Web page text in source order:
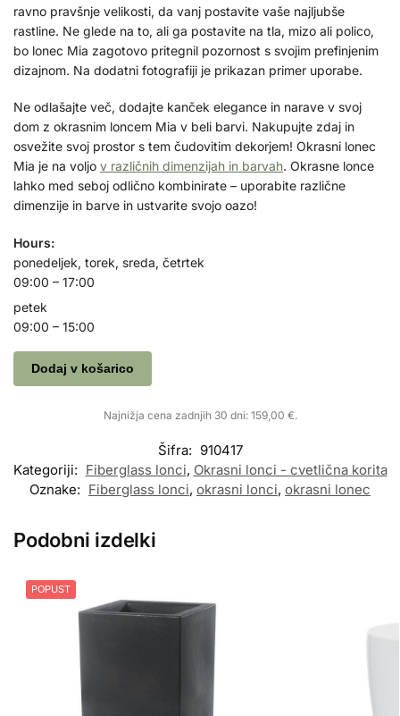
ravno pravšnje velikosti, da vanj postavite vaše najljubše
rastline. Ne glede na to, ali ga postavite na tla, mizo ali polico,
bo lonec Mia zagotovo pritegnil pozornost s svojim prefinjenim
dizajnom. Na dodatni fotografiji je prikazan primer uporabe.
Ne odlašajte več, dodajte kanček elegance in narave v svoj
dom z okrasnim loncem Mia v beli barvi. Nakupujte zdaj in
osvežite svoj prostor s tem čudovitim dekorjem! Okrasni lonec
Mia je na voljo v različnih dimenzijah in barvah. Okrasne lonce
lahko med seboj odlično kombinirate – uporabite različne
dimenzije in barve in ustvarite svojo oazo!
Hours:
ponedeljek, torek, sreda, četrtek
09:00 – 17:00
petek
09:00 – 15:00
Dodaj v košarico
Najnižja cena zadnjih 30 dni: 159,00 €.
Šifra: 910417
Kategoriji: Fiberglass lonci, Okrasni lonci - cvetlična korita
Oznake: Fiberglass lonci, okrasni lonci, okrasni lonec
Podobni izdelki
POPUST